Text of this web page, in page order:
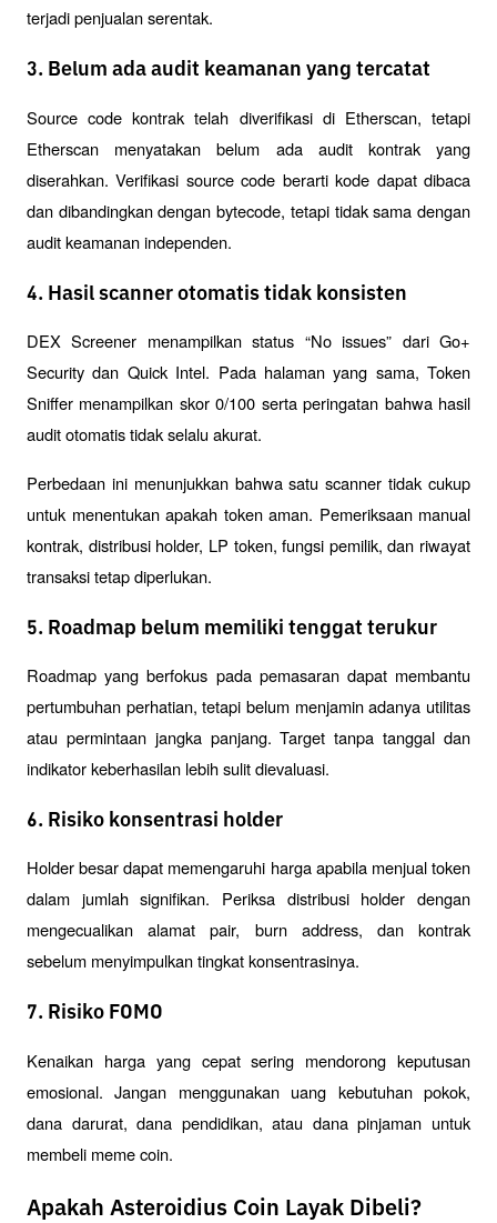
terjadi penjualan serentak.
3. Belum ada audit keamanan yang tercatat
Source code kontrak telah diverifikasi di Etherscan, tetapi
Etherscan menyatakan belum ada audit kontrak yang
diserahkan. Verifikasi source code berarti kode dapat dibaca
dan dibandingkan dengan bytecode, tetapi tidak sama dengan
audit keamanan independen.
4. Hasil scanner otomatis tidak konsisten
DEX Screener menampilkan status “No issues” dari Go+
Security dan Quick Intel. Pada halaman yang sama, Token
Sniffer menampilkan skor 0/100 serta peringatan bahwa hasil
audit otomatis tidak selalu akurat.
Perbedaan ini menunjukkan bahwa satu scanner tidak cukup
untuk menentukan apakah token aman. Pemeriksaan manual
kontrak, distribusi holder, LP token, fungsi pemilik, dan riwayat
transaksi tetap diperlukan.
5. Roadmap belum memiliki tenggat terukur
Roadmap yang berfokus pada pemasaran dapat membantu
pertumbuhan perhatian, tetapi belum menjamin adanya utilitas
atau permintaan jangka panjang. Target tanpa tanggal dan
indikator keberhasilan lebih sulit dievaluasi.
6. Risiko konsentrasi holder
Holder besar dapat memengaruhi harga apabila menjual token
dalam jumlah signifikan. Periksa distribusi holder dengan
mengecualikan alamat pair, burn address, dan kontrak
sebelum menyimpulkan tingkat konsentrasinya.
7. Risiko FOMO
Kenaikan harga yang cepat sering mendorong keputusan
emosional. Jangan menggunakan uang kebutuhan pokok,
dana darurat, dana pendidikan, atau dana pinjaman untuk
membeli meme coin.
Apakah Asteroidius Coin Layak Dibeli?